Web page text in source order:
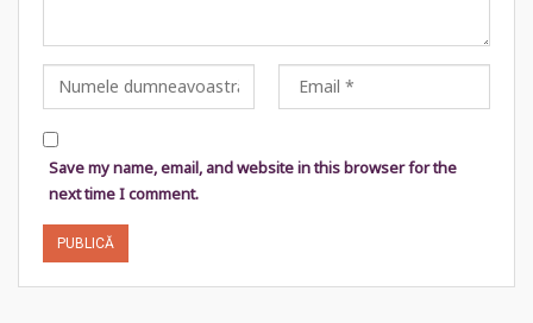
Save my name, email, and website in this browser for the
next time I comment.